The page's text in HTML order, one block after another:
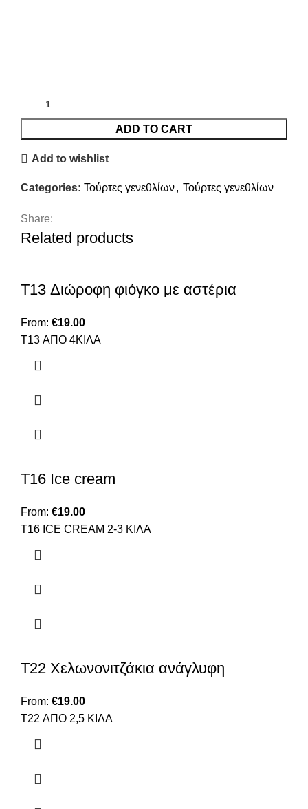
ADD TO CART
Add to wishlist
Categories: Τούρτες γενεθλίων, Τούρτες γενεθλίων
Share:
Related products
T13 Διώροφη φιόγκο με αστέρια
From: €19.00
T13 ΑΠΟ 4ΚΙΛΑ
T16 Ice cream
From: €19.00
Τ16 ICE CREAM 2-3 KIΛΑ
T22 Χελωνονιτζάκια ανάγλυφη
From: €19.00
T22 ΑΠΟ 2,5 ΚΙΛΑ